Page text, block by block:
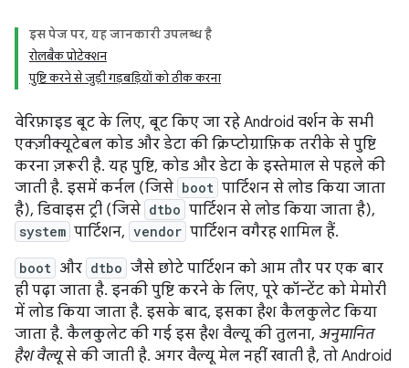
इस पेज पर, यह जानकारी उपलब्ध है
रोलबैक प्रोटेक्शन
पुष्टि करने से जुड़ी गड़बड़ियों को ठीक करना
वेरिफ़ाइड बूट के लिए, बूट किए जा रहे Android वर्शन के सभी
एक्ज़ीक्यूटेबल कोड और डेटा की क्रिप्टोग्राफ़िक तरीके से पुष्टि
करना ज़रूरी है. यह पुष्टि, कोड और डेटा के इस्तेमाल से पहले की
जाती है. इसमें कर्नल (जिसे boot पार्टिशन से लोड किया जाता
है), डिवाइस ट्री (जिसे dtbo पार्टिशन से लोड किया जाता है),
system पार्टिशन, vendor पार्टिशन वगैरह शामिल हैं.
boot और dtbo जैसे छोटे पार्टिशन को आम तौर पर एक बार
ही पढ़ा जाता है. इनकी पुष्टि करने के लिए, पूरे कॉन्टेंट को मेमोरी
में लोड किया जाता है. इसके बाद, इसका हैश कैलकुलेट किया
जाता है. कैलकुलेट की गई इस हैश वैल्यू की तुलना, अनुमानित
हैश वैल्यूसे की जाती है. अगर वैल्यू मेल नहीं खाती है, तो Android